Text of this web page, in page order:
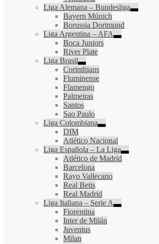
Liga Alemana – Bundesliga
Bayern Múnich
Borussia Dortmund
Liga Argentina – AFA
Boca Juniors
River Plate
Liga Brasil
Corinthians
Fluminense
Flamengo
Palmeiras
Santos
Sao Paulo
Liga Colombiana
DIM
Atlético Nacional
Liga Española – La Liga
Atlético de Madrid
Barcelona
Rayo Vallecano
Real Betis
Real Madrid
Liga Italiana – Serie A
Fiorentina
Inter de Milán
Juventus
Milan